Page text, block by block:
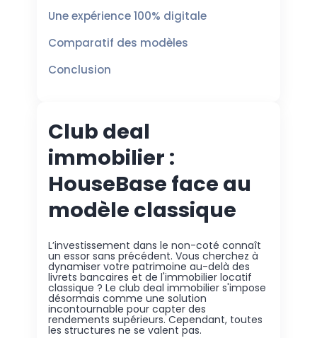
Une expérience 100% digitale
Comparatif des modèles
Conclusion
Club deal
immobilier :
HouseBase face au
modèle classique
L’investissement dans le non-coté connaît
un essor sans précédent. Vous cherchez à
dynamiser votre patrimoine au-delà des
livrets bancaires et de l'immobilier locatif
classique ? Le club deal immobilier s'impose
désormais comme une solution
incontournable pour capter des
rendements supérieurs. Cependant, toutes
les structures ne se valent pas.